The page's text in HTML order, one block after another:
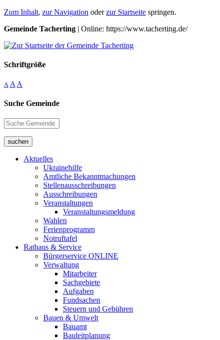
Zum Inhalt, zur Navigation oderzur Startseite springen.
Gemeinde Tacherting | Online: https://www.tacherting.de/
Schriftgröße
A A A
Suche Gemeinde
suchen
Aktuelles
Ukrainehilfe
Amtliche Bekanntmachungen
Stellenausschreibungen
Ausschreibungen
Veranstaltungen
Veranstaltungsmeldung
Wahlen
Ferienprogramm
Notruftafel
Rathaus & Service
Bürgerservice ONLINE
Verwaltung
Mitarbeiter
Sachgebiete
Aufgaben
Fundsachen
Steuern und Gebühren
Bauen & Umwelt
Bauamt
Bauleitplanung